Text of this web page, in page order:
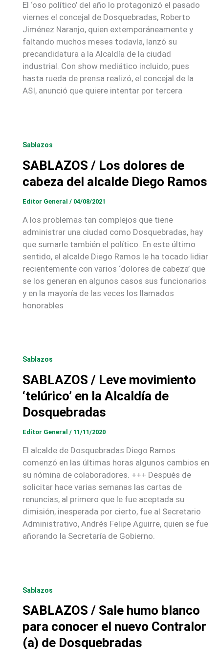
El ‘oso político’ del año lo protagonizó el pasado
viernes el concejal de Dosquebradas, Roberto
Jiménez Naranjo, quien extemporáneamente y
faltando muchos meses todavía, lanzó su
precandidatura a la Alcaldía de la ciudad
industrial. Con show mediático incluido, pues
hasta rueda de prensa realizó, el concejal de la
ASI, anunció que quiere intentar por tercera
Sablazos
SABLAZOS / Los dolores de
cabeza del alcalde Diego Ramos
Editor General / 04/08/2021
A los problemas tan complejos que tiene
administrar una ciudad como Dosquebradas, hay
que sumarle también el político. En este último
sentido, el alcalde Diego Ramos le ha tocado lidiar
recientemente con varios ‘dolores de cabeza’ que
se los generan en algunos casos sus funcionarios
y en la mayoría de las veces los llamados
honorables
Sablazos
SABLAZOS / Leve movimiento
‘telúrico’ en la Alcaldía de
Dosquebradas
Editor General / 11/11/2020
El alcalde de Dosquebradas Diego Ramos
comenzó en las últimas horas algunos cambios en
su nómina de colaboradores. +++ Después de
solicitar hace varias semanas las cartas de
renuncias, al primero que le fue aceptada su
dimisión, inesperada por cierto, fue al Secretario
Administrativo, Andrés Felipe Aguirre, quien se fue
añorando la Secretaría de Gobierno.
Sablazos
SABLAZOS / Sale humo blanco
para conocer el nuevo Contralor
(a) de Dosquebradas